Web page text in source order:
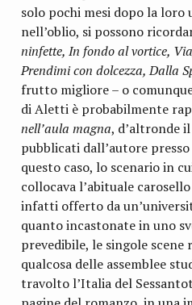
solo pochi mesi dopo la
nell’oblio, si possono
ninfette, In fondo al vortice,
Prendimi con dolcezza, Dalla
frutto migliore – o
di Aletti è probabilmente
nell’aula magna, d’altronde
pubblicati dall’autore
questo caso, lo scenario in
collocava l’abituale
infatti offerto da
quanto incastonate in uno
prevedibile, le singole
qualcosa delle assemblee
travolto l’Italia del